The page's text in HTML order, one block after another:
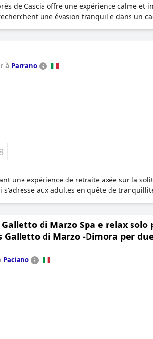
de Cascia offre une expérience calme et
une évasion tranquille dans un
à Parrano
une expérience de retraite axée sur la
aux adultes en quête de
Galletto di Marzo Spa e relax solo
Galletto di Marzo -Dimora per
Paciano